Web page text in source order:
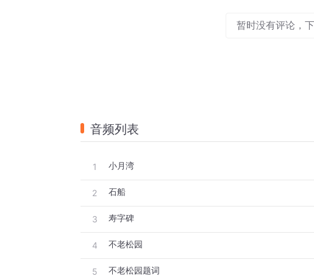
暂时没有评论，
音频列表
1 小月湾
2 石船
3 寿字碑
4 不老松园
5 不老松园题词